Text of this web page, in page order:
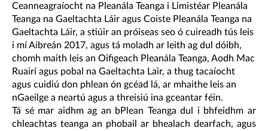
Ceanneagraíocht na Pleanála Teanga i Limistéar Pleanála
Teanga na Gaeltachta Láir agus Coiste Pleanála Teanga na
Gaeltachta Láir, a stiúir an próiseas seo ó cuireadh tús leis
i mí Aibreán 2017, agus tá moladh ar leith ag dul dóibh,
chomh maith leis an Oifigeach Pleanála Teanga, Aodh Mac
Ruairí agus pobal na Gaeltachta Lair, a thug tacaíocht
agus cuidiú don phlean ón gcéad lá, ar mhaithe leis an
nGaeilge a neartú agus a threisiú ina gceantar féin.
Tá sé mar aidhm ag an bPlean Teanga dul i bhfeidhm ar
chleachtas teanga an phobail ar bhealach dearfach, agus